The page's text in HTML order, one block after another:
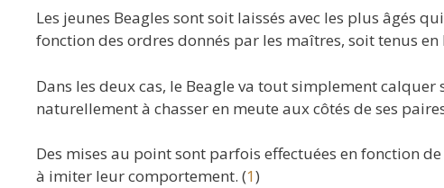
Les jeunes Beagles sont soit laissés avec les plus âgés
fonction des ordres donnés par les maîtres, soit tenus
Dans les deux cas, le Beagle va tout simplement
naturellement à chasser en meute aux côtés de ses
Des mises au point sont parfois effectuées en fonction
à imiter leur comportement. (1)